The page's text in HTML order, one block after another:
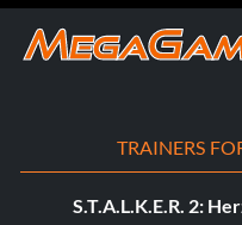
TRAINERS
S.T.A.L.K.E.R. 2: